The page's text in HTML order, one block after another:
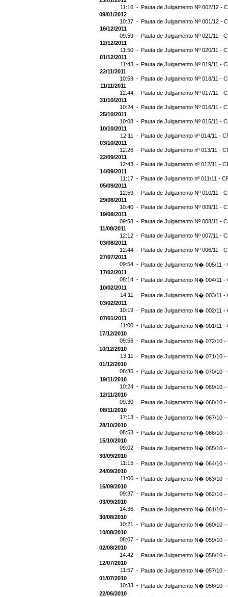
11:16 - Pauta de Julgamento Nº 002/12 -
09/01/2012
10:37 - Pauta de Julgamento Nº 001/12 -
16/12/2011
09:59 - Pauta de Julgamento Nº 021/11 -
12/12/2011
11:50 - Pauta de Julgamento Nº 020/11 -
01/12/2011
11:43 - Pauta de Julgamento Nº 019/11 -
22/11/2011
10:59 - Pauta de Julgamento Nº 018/11 -
11/11/2011
12:44 - Pauta de Julgamento Nº 017/11 -
31/10/2011
10:24 - Pauta de Julgamento Nº 016/11 -
25/10/2011
10:08 - Pauta de Julgamento Nº 015/11 -
10/10/2011
12:11 - Pauta de Julgamento nº 014/11 -
03/10/2011
12:26 - Pauta de Julgamento nº 013/11 -
22/09/2011
12:43 - Pauta de Julgamento nº 012/11 -
14/09/2011
11:17 - Pauta de Julgamento nº 011/11 -
05/09/2011
12:59 - Pauta de Julgamento Nº 010/11 -
29/08/2011
10:40 - Pauta de Julgamento Nº 009/11 -
19/08/2011
09:58 - Pauta de Julgamento Nº 008/11 -
11/08/2011
12:12 - Pauta de Julgamento Nº 007/11 -
03/08/2011
12:44 - Pauta de Julgamento Nº 006/11 -
27/07/2011
09:54 - Pauta de Julgamento N� 005/11 -
17/02/2011
08:14 - Pauta de Julgamento N� 004/11 -
10/02/2011
14:11 - Pauta de Julgamento N� 003/11 -
03/02/2011
10:19 - Pauta de Julgamento N� 002/11 -
07/01/2011
11:00 - Pauta de Julgamento N� 001/11 -
17/12/2010
09:56 - Pauta de Julgamento N� 072/10 -
10/12/2010
13:11 - Pauta de Julgamento N� 071/10 -
01/12/2010
08:35 - Pauta de Julgamento N� 070/10 -
19/11/2010
10:24 - Pauta de Julgamento N� 069/10 -
12/11/2010
09:30 - Pauta de Julgamento N� 068/10 -
08/11/2010
17:13 - Pauta de Julgamento N� 067/10 -
28/10/2010
08:53 - Pauta de Julgamento N� 066/10 -
15/10/2010
09:02 - Pauta de Julgamento N� 065/10 -
30/09/2010
11:15 - Pauta de Julgamento N� 064/10 -
24/09/2010
11:06 - Pauta de Julgamento N� 063/10 -
16/09/2010
09:37 - Pauta de Julgamento N� 062/10 -
03/09/2010
14:36 - Pauta de Julgamento N� 061/10 -
30/08/2010
10:21 - Pauta de Julgamento N� 060/10 -
10/08/2010
08:07 - Pauta de Julgamento N� 059/10 -
02/08/2010
14:42 - Pauta de Julgamento N� 058/10 -
12/07/2010
11:57 - Pauta de Julgamento N� 057/10 -
01/07/2010
10:33 - Pauta de Julgamento N� 056/10 -
22/06/2010